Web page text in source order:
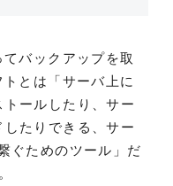
バックアップを取
とは「サーバ上に
ールしたり、サー
たりできる、サー
ぐためのツール」だ